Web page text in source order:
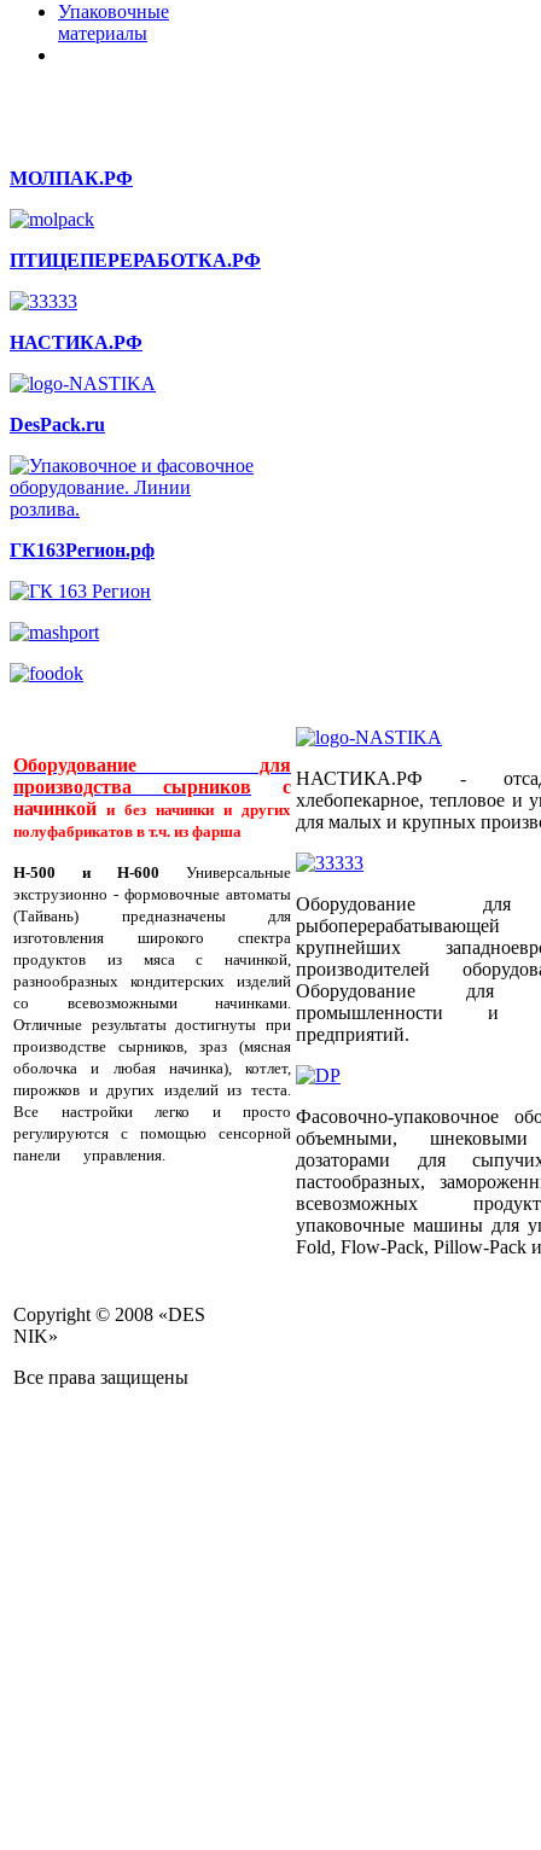
Упаковочные
материалы
МОЛПАК.РФ
ПТИЦЕПЕРЕРАБОТКА.РФ
НАСТИКА.РФ
DesPack.ru
ГК163Регион.рф
Оборудование для
производства сырников с
начинкой и без начинки и других
полуфабрикатов в т.ч. из фарша
Н-500 и Н-600 Универсальные
экструзионно - формовочные автоматы
(Тайвань) предназначены для
изготовления широкого спектра
продуктов из мяса с начинкой,
разнообразных кондитерских изделий
со всевозможными начинками.
Отличные результаты достигнуты при
производстве сырников, зраз (мясная
оболочка и любая начинка), котлет,
пирожков и других изделий из теста.
Все настройки легко и просто
регулируются с помощью сенсорной
панели управления.
НАСТИКА.РФ -
хлебопекарное, тепловое и
для малых и крупных
Оборудование
крупнейших
производителей
Оборудование для
промышленности и
предприятий.
Фасовочно-упаковочное
объемными,
дозаторами для
пастообразных,
всевозможных
упаковочные машины для
Fold, Flow-Pack, Pillow-Pack
Copyright © 2008 «DES
NIK»
Все права защищены